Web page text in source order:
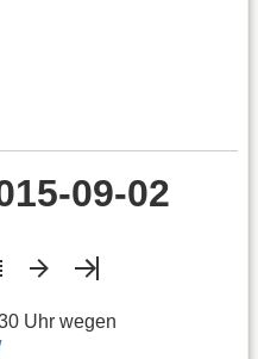
09-02
Uhr wegen